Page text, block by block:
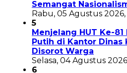
Semangat
Rabu, 05 Agustus
5
Menjelang HUT Ke-81
Putih di Kantor Dinas
Disorot Warga
Selasa, 04 Agustus
6